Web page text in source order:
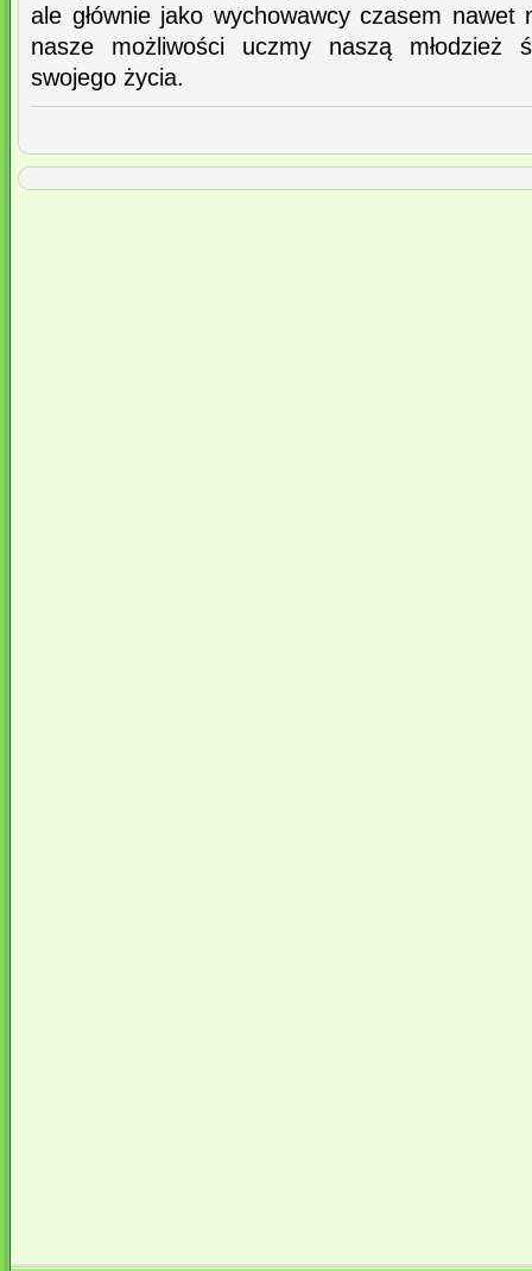
ale głównie jako wychowawcy czasem nawet
nasze możliwości uczmy naszą młodzież
swojego życia.